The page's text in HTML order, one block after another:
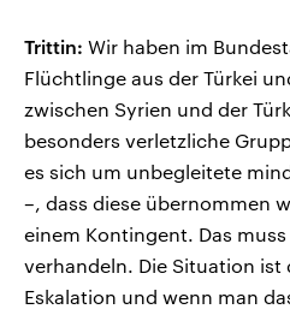
Trittin: Wir haben im
Flüchtlinge aus der Türkei
zwischen Syrien und der
besonders verletzliche
es sich um unbegleitete
–, dass diese übernommen
einem Kontingent. Das
verhandeln. Die Situation ist
Eskalation und wenn man